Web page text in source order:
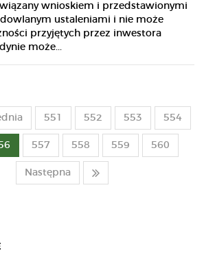
wnioskiem i przedstawionymi
ustaleniami i nie może
przyjętych przez inwestora
może...
551 552 553 554
557 558 559 560
Następna